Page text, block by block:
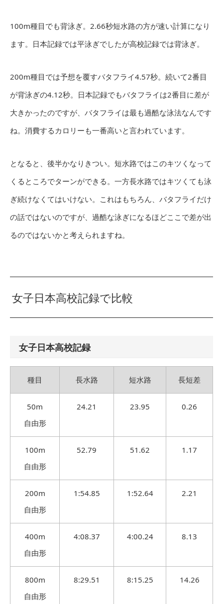
100m種目でも背泳ぎ。2.66秒短水路の方が速い計算になり
ます。日本記録では平泳ぎでしたが高校記録では背泳ぎ。
200m種目では予想を覆すバタフライ4.57秒。続いて2番目
が背泳ぎの4.12秒。日本記録でもバタフライは2番目に差が
大きかったのですが、バタフライは最も過酷な泳法なんです
ね。消費するカロリーも一番高いと言われています。
となると、後半かなりきつい。短水路ではこのキツくなって
くるところでターンができる。一方長水路ではキツくても泳
ぎ続けなくてはいけない。これはもちろん、バタフライだけ
の話ではないのですが、過酷な泳ぎになるほどここで差が出
るのではないかと考えられますね。
女子日本高校記録で比較
女子日本高校記録
種目 長水路 短水路 長短差
50m
自由形
24.21 23.95 0.26
100m
自由形
52.79 51.62 1.17
200m
自由形
1:54.85 1:52.64 2.21
400m
自由形
4:08.37 4:00.24 8.13
800m
自由形
8:29.51 8:15.25 14.26